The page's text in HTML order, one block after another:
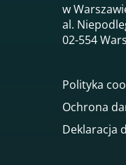
w
al.
02-554
Polityka
Ochrona
Deklaracja